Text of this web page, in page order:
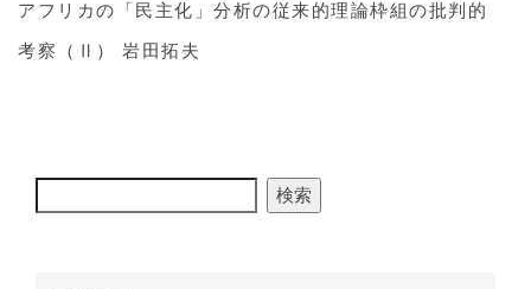
アフリカの「民主化」分析の従来的理論枠組の批判的
考察（Ⅱ） 岩田拓夫
検索